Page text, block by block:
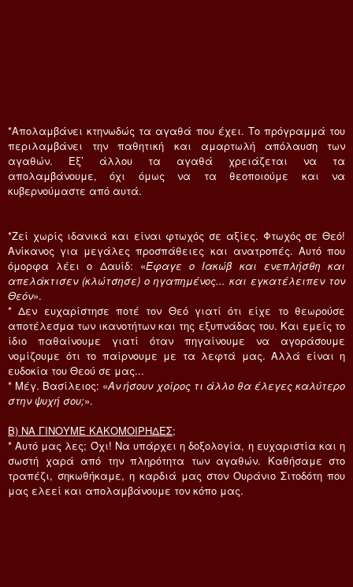
*Απολαμβάνει κτηνωδώς τα αγαθά που έχει. Το πρόγραμμά του
περιλαμβάνει την παθητική και αμαρτωλή απόλαυση των
αγαθών. Εξ’ άλλου τα αγαθά χρειάζεται να τα
απολαμβάνουμε, όχι όμως να τα θεοποιούμε και να
κυβερνούμαστε από αυτά.
*Ζεί χωρίς ιδανικά και είναι φτωχός σε αξίες. Φτωχός σε Θεό!
Ανίκανος για μεγάλες προσπάθειες και ανατροπές. Αυτό που
όμορφα λέει ο Δαυίδ: «Έφαγε ο Ιακώβ και ενεπλήσθη και
απελάκτισεν (κλώτσησε) ο ηγαπημένος... και εγκατέλειπεν τον
Θεόν».
* Δεν ευχαρίστησε ποτέ τον Θεό γιατί ότι είχε το θεωρούσε
αποτέλεσμα των ικανοτήτων και της εξυπνάδας του. Και εμείς το
ίδιο παθαίνουμε γιατί όταν πηγαίνουμε να αγοράσουμε
νομίζουμε ότι το παίρνουμε με τα λεφτά μας. Αλλά είναι η
ευδοκία του Θεού σε μας...
* Μέγ. Βασίλειος: «Αν ήσουν χοίρος τι άλλο θα έλεγες καλύτερο
στην ψυχή σου;».
Β) ΝΑ ΓΙΝΟΥΜΕ ΚΑΚΟΜΟΙΡΗΔΕΣ;
* Αυτό μας λες; Όχι! Να υπάρχει η δοξολογία, η ευχαριστία και η
σωστή χαρά από την πληρότητα των αγαθών. Καθήσαμε στο
τραπέζι, σηκωθήκαμε, η καρδιά μας στον Ουράνιο Σιτοδότη που
μας ελεεί και απολαμβάνουμε τον κόπο μας.